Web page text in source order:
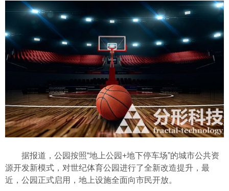
据报道，公园按照“地上公园+地下停车场”的城市公共资
源开发新模式，对世纪体育公园进行了全新改造提升，最
近，公园正式启用，地上设施全面向市民开放。